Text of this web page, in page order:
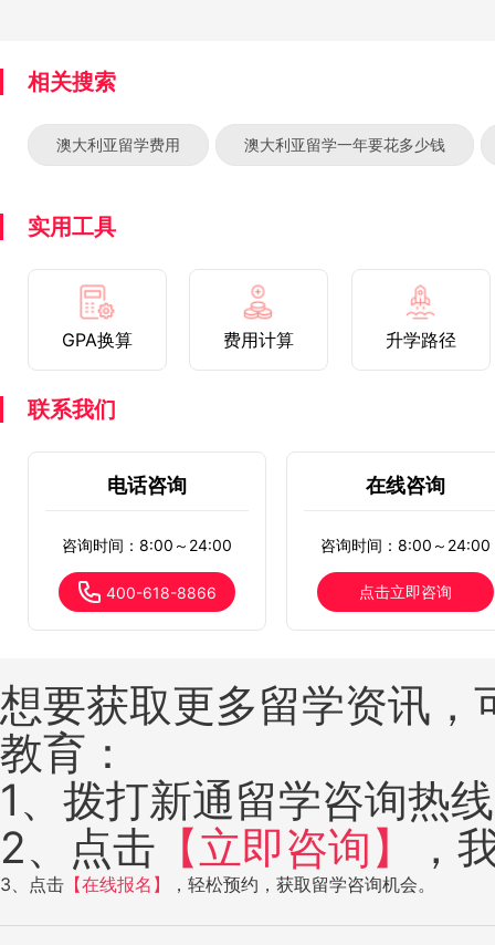
相关搜索
澳大利亚留学费用 澳大利亚留学一年要花多少钱
实用工具
GPA换算 费用计算 升学路径
联系我们
电话咨询
咨询时间：8:00～24:00
400-618-8866
在线咨询
咨询时间：8:00～24:00
点击立即咨询
想要获取更多留学资讯
教育：
1、拨打新通留学咨询热
2、点击 【立即咨询】 ，
3、点击 【在线报名】 ，轻松预约，获取留学咨询机会。